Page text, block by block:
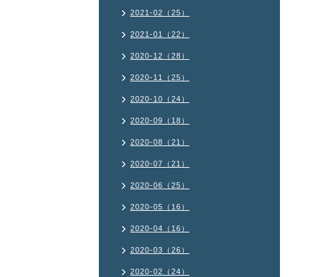
2021-02（25）
2021-01（22）
2020-12（28）
2020-11（25）
2020-10（24）
2020-09（18）
2020-08（21）
2020-07（21）
2020-06（25）
2020-05（16）
2020-04（16）
2020-03（26）
2020-02（24）